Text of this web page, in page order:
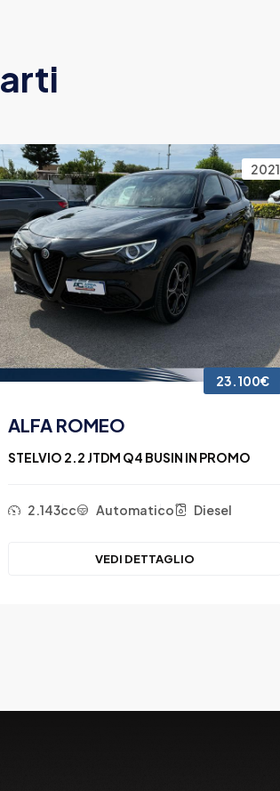
2021
23.100€
ALFA ROMEO
STELVIO 2.2 JTDM Q4 BUSIN IN PROMO
2.143cc Automatico Diesel
VEDI DETTAGLIO